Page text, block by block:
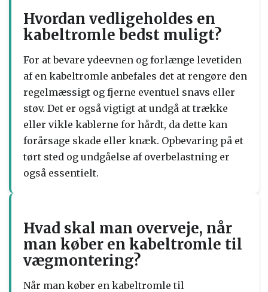
Hvordan vedligeholdes en
kabeltromle bedst muligt?
For at bevare ydeevnen og forlænge levetiden
af en kabeltromle anbefales det at rengøre den
regelmæssigt og fjerne eventuel snavs eller
støv. Det er også vigtigt at undgå at trække
eller vikle kablerne for hårdt, da dette kan
forårsage skade eller knæk. Opbevaring på et
tørt sted og undgåelse af overbelastning er
også essentielt.
Hvad skal man overveje, når
man køber en kabeltromle til
vægmontering?
Når man køber en kabeltromle til